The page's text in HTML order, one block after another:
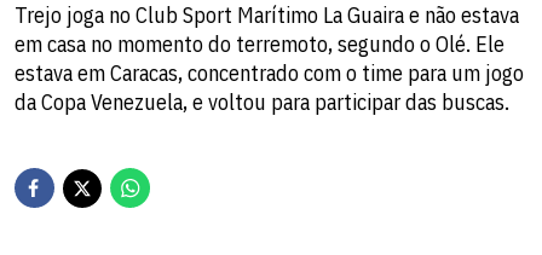
Trejo joga no Club Sport Marítimo La Guaira e não estava
em casa no momento do terremoto, segundo o Olé. Ele
estava em Caracas, concentrado com o time para um jogo
da Copa Venezuela, e voltou para participar das buscas.